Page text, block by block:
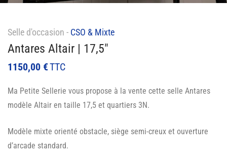
Selle d'occasion - CSO & Mixte
Antares Altair | 17,5″
1150,00 €TTC
Ma Petite Sellerie vous propose à la vente cette selle Antares
modèle Altair en taille 17,5 et quartiers 3N.
Modèle mixte orienté obstacle, siège semi-creux et ouverture
d’arcade standard.